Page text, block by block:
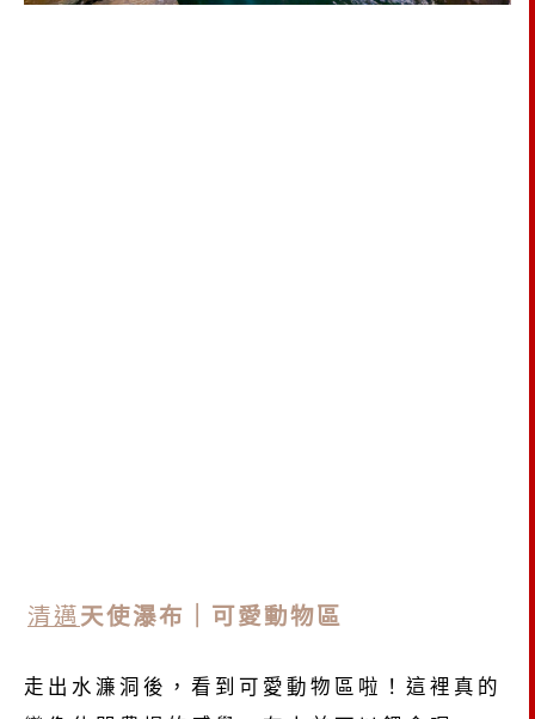
清邁 天使瀑布｜可愛動物區
走出水濂洞後，看到可愛動物區啦！這裡真的